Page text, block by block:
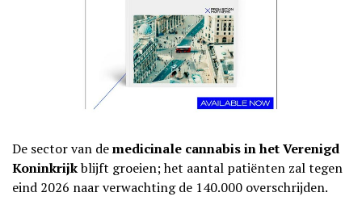
De sector van demedicinale cannabis in het Verenigd
Koninkrijkblijft groeien; het aantal patiënten zal tegen
eind 2026 naar verwachting de 140.000 overschrijden.